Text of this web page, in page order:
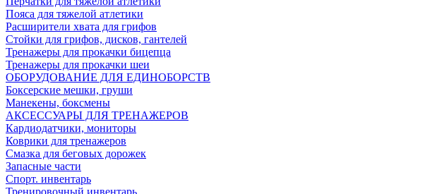
Пояса для тяжелой атлетики
Расширители хвата для грифов
Стойки для грифов, дисков, гантелей
Тренажеры для прокачки бицепца
Тренажеры для прокачки шеи
ОБОРУДОВАНИЕ ДЛЯ ЕДИНОБОРСТВ
Боксерские мешки, груши
Манекены, боксмены
АКСЕССУАРЫ ДЛЯ ТРЕНАЖЕРОВ
Кардиодатчики, мониторы
Коврики для тренажеров
Смазка для беговых дорожек
Запасные части
Спорт. инвентарь
Тренировочный инвентарь